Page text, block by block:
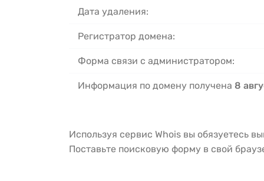
Дата удаления:
Регистратор домена:
Форма связи с администратором:
Информация по домену получена 8
Используя сервис Whois вы обязуетесь
Поставьте поисковую форму в свой